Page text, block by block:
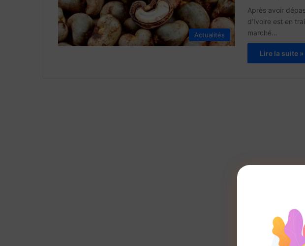
Actualités
Après avoir
d’Ivoire est en
marché…
Lire la suite »